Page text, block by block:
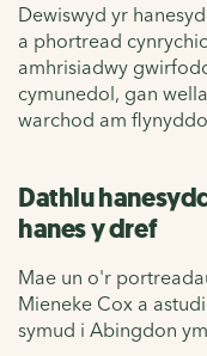
Dewiswyd yr
a phortread
amhrisiadwy
cymunedol, gan
warchod am
Dathlu
hanes y dref
Mae un o'r
Mieneke Cox a
symud i Abingdon